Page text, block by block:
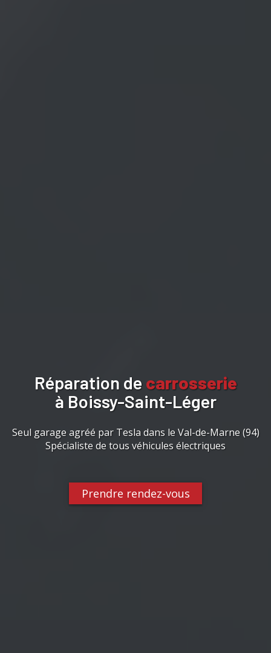
Réparation de carrosserie
à Boissy-Saint-Léger
Seul garage agréé par Tesla dans le Val-de-Marne (94)
Spécialiste de tous véhicules électriques
Prendre rendez-vous